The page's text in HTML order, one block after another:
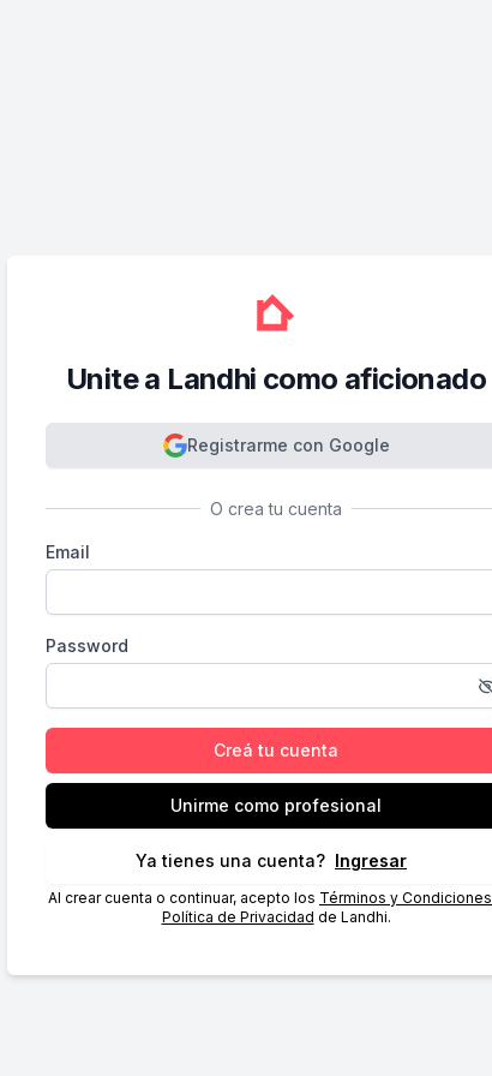
Unite a Landhi como aficionado
Registrarme con Google
O crea tu cuenta
Email
Password
Creá tu cuenta
Unirme como profesional
Ya tienes una cuenta? Ingresar
Al crear cuenta o continuar, acepto los Términos y Condiciones
Política de Privacidad de Landhi.